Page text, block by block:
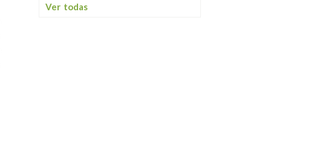
Ver todas